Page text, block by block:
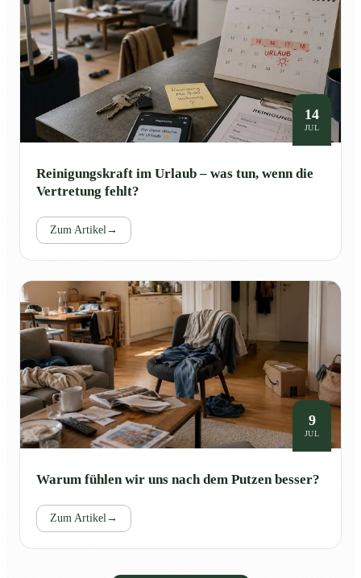
14
JUL
Reinigungskraft im Urlaub – was tun, wenn die
Vertretung fehlt?
Zum Artikel →
9
JUL
Warum fühlen wir uns nach dem Putzen besser?
Zum Artikel →